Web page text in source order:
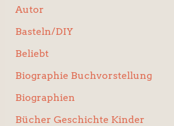
Autor
Basteln/DIY
Beliebt
Biographie Buchvorstellung
Biographien
Bücher Geschichte Kinder